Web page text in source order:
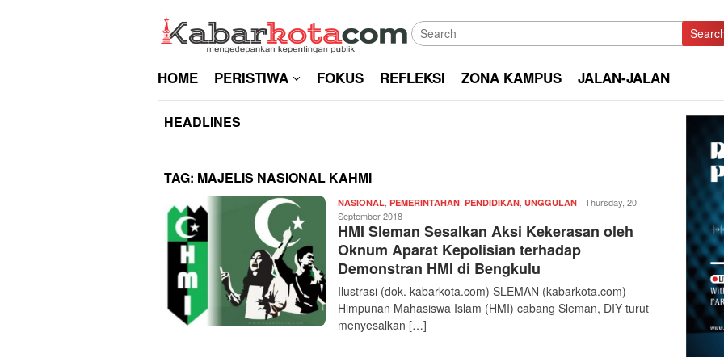
HOME PERISTIWA FOKUS REFLEKSI ZONA KAMPUS JALAN-JALAN
HEADLINES
TAG: MAJELIS NASIONAL KAHMI
NASIONAL PEMERINTAHAN PENDIDIKAN UNGGULAN Redaksi
kabarkota
Thursday, 20
September 2018
HMI Sleman Sesalkan Aksi Kekerasan oleh
Oknum Aparat Kepolisian terhadap
Demonstran HMI di Bengkulu
Ilustrasi (dok. kabarkota.com) SLEMAN (kabarkota.com) –
Himpunan Mahasiswa Islam (HMI) cabang Sleman, DIY turut
menyesalkan […]